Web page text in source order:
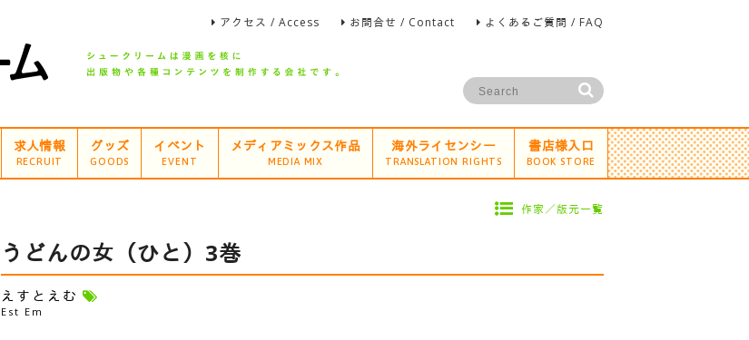
アクセス / Access お問合せ / Contact よくあるご質問 / FAQ
求人情報
RECRUIT
グッズ
GOODS
イベント
EVENT
メディアミックス作品
MEDIA MIX
海外ライセンシー
TRANSLATION RIGHTS
書店様入口
BOOK STORE
作家／版元一覧
うどんの女（ひと）3巻
えすとえむ
Est Em